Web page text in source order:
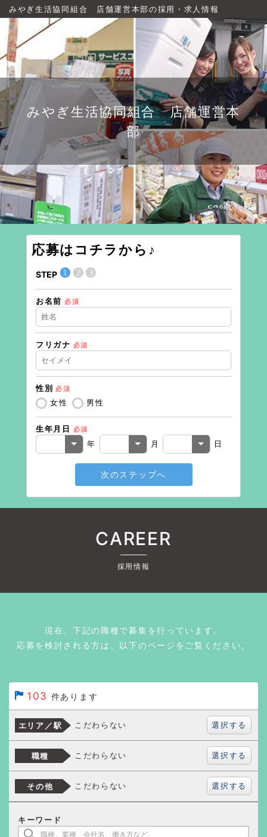
みやぎ生活協同組合 店舗運営本部の採用・求人情報
みやぎ生活協同組合 店舗運営本
部
応募はコチラから♪
STEP ❶❷❸
お名前 必須
フリガナ 必須
性別 必須
女性 男性
生年月日 必須
年 月 日
次のステップへ
CAREER
採用情報
現在、下記の職種で募集を行っています。
応募を検討される方は、以下のページをご覧ください。
103 件あります
エリア／駅 こだわらない 選択する
職種 こだわらない 選択する
その他 こだわらない 選択する
キーワード